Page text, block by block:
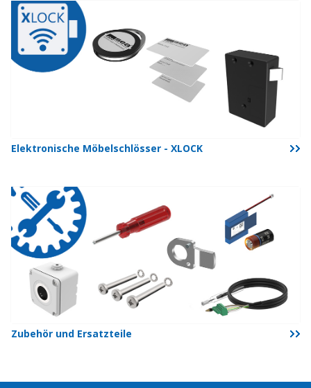
Elektronische Möbelschlösser - XLOCK
Zubehör und Ersatzteile